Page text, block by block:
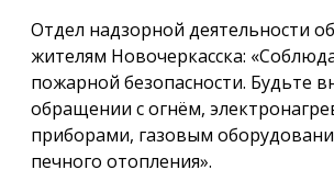
Отдел надзорной деятельности
жителям Новочеркасска:
пожарной безопасности. Будьте
обращении с огнём,
приборами, газовым
печного отопления».